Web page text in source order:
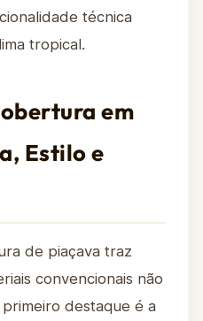
técnica
tropical.
em
Estilo e
de piaçava traz
convencionais não
destaque é a